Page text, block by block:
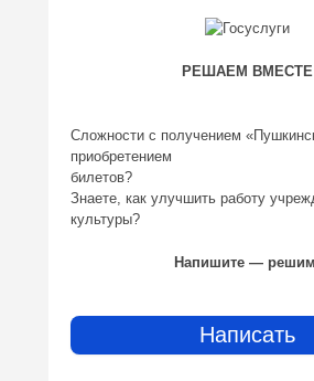
РЕШАЕМ ВМЕСТЕ
Сложности с получением
приобретением
билетов?
Знаете, как улучшить работу
культуры?
Напишите —
Написать